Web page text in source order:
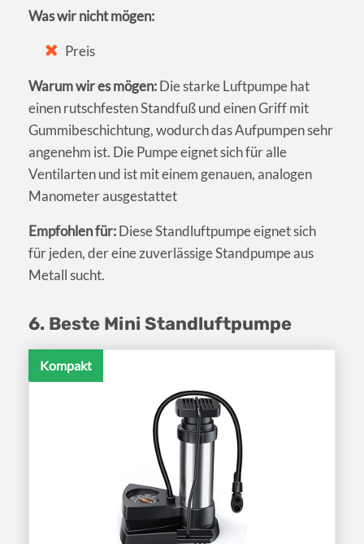
Was wir nicht mögen:
Preis
Warum wir es mögen:Die starke Luftpumpe hat
einen rutschfesten Standfuß und einen Griff mit
Gummibeschichtung, wodurch das Aufpumpen sehr
angenehm ist. Die Pumpe eignet sich für alle
Ventilarten und ist mit einem genauen, analogen
Manometer ausgestattet
Empfohlen für:Diese Standluftpumpe eignet sich
für jeden, der eine zuverlässige Standpumpe aus
Metall sucht.
6. Beste Mini Standluftpumpe
Kompakt